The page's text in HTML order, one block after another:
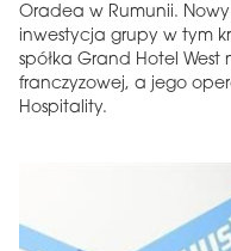
Oradea w Rumunii.
inwestycja grupy w tym
spółka Grand Hotel
franczyzowej, a jego
Hospitality.